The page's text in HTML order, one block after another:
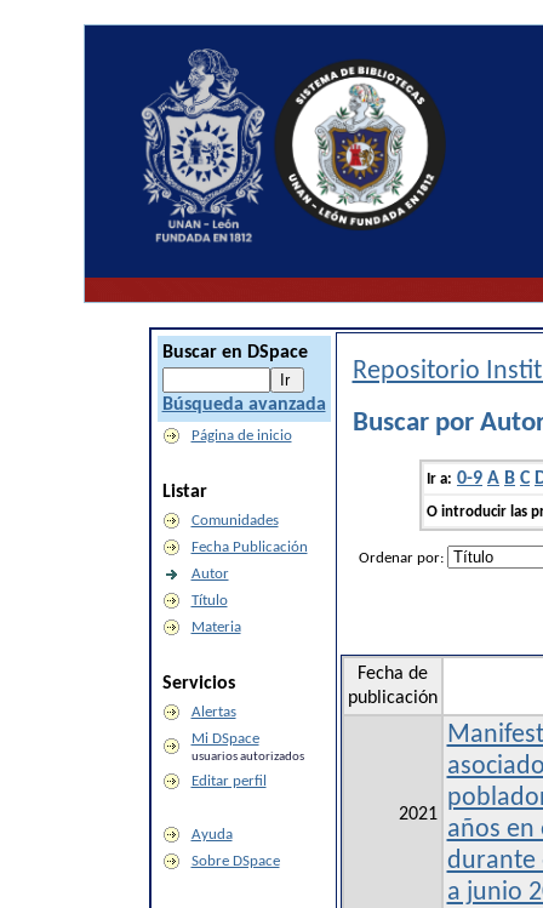
Buscar en DSpace
Búsqueda avanzada
Página de inicio
Listar
Comunidades
Fecha Publicación
Autor
Título
Materia
Servicios
Alertas
Mi DSpace
usuarios autorizados
Editar perfil
Ayuda
Sobre DSpace
Repositorio
Buscar por
Ir a: 0-9 A B C
O introducir las
Ordenar por:
Fecha de
publicación
2021
años en
durante
a junio